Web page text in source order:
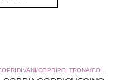
,CORREDO CASA